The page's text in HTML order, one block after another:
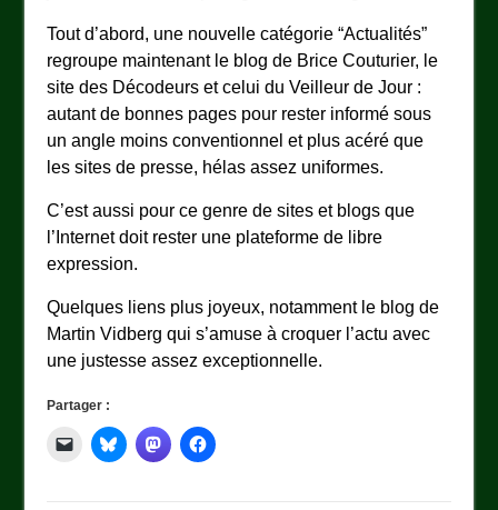
Tout d’abord, une nouvelle catégorie “Actualités”
regroupe maintenant le blog de Brice Couturier, le
site des Décodeurs et celui du Veilleur de Jour :
autant de bonnes pages pour rester informé sous
un angle moins conventionnel et plus acéré que
les sites de presse, hélas assez uniformes.
C’est aussi pour ce genre de sites et blogs que
l’Internet doit rester une plateforme de libre
expression.
Quelques liens plus joyeux, notamment le blog de
Martin Vidberg qui s’amuse à croquer l’actu avec
une justesse assez exceptionnelle.
Partager :